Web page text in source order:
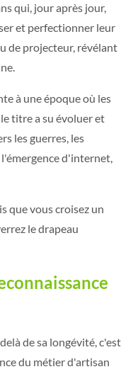
qui, jour après jour,
et perfectionner leur
de projecteur, révélant
à une époque où les
titre a su évoluer et
les guerres, les
d'internet,
que vous croisez un
le drapeau
de sa longévité, c'est
du métier d'artisan